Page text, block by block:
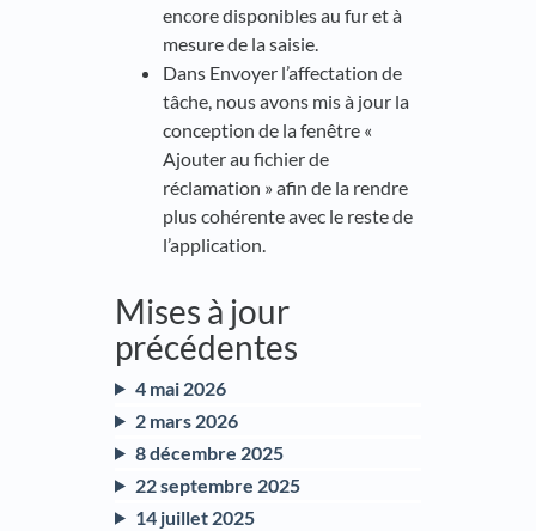
encore disponibles au fur et à
mesure de la saisie.
Dans Envoyer l’affectation de
tâche, nous avons mis à jour la
conception de la fenêtre «
Ajouter au fichier de
réclamation » afin de la rendre
plus cohérente avec le reste de
l’application.
Mises à jour
précédentes
4 mai 2026
2 mars 2026
8 décembre 2025
22 septembre 2025
14 juillet 2025